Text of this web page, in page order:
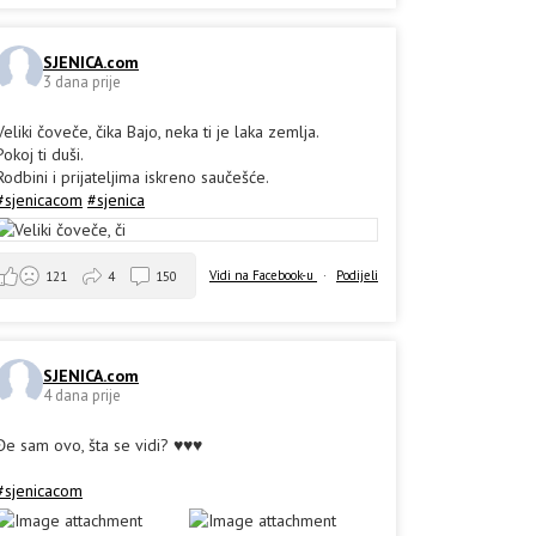
SJENICA.com
3 dana prije
čoveče, čika Bajo, neka ti je laka zemlja.
ti duši.
i prijateljima iskreno saučešće.
#sjenica
Vidi na Facebook-u · Podijeli
121 4 150
SJENICA.com
4 dana prije
sam ovo, šta se vidi? ♥️♥️♥️